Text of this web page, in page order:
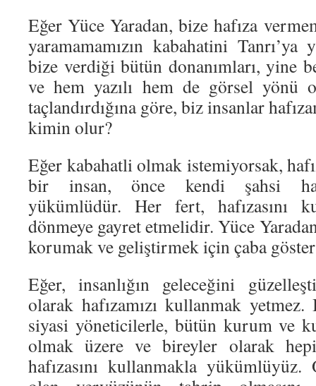
Eğer Yüce Yaradan, bize hafıza
yaramamamızın kabahatini
bize verdiği bütün donanımları, yine
ve hem yazılı hem de görsel yönü
taçlandırdığına göre, biz insanlar
kimin olur?
Eğer kabahatli olmak istemiyorsak,
bir insan, önce kendi şahsi
yükümlüdür. Her fert, hafızasını
dönmeye gayret etmelidir. Yüce
korumak ve geliştirmek için çaba
Eğer, insanlığın geleceğini
olarak hafızamızı kullanmak
siyasi yöneticilerle, bütün kurum ve
olmak üzere ve bireyler olarak
hafızasını kullanmakla yükümlüyüz.